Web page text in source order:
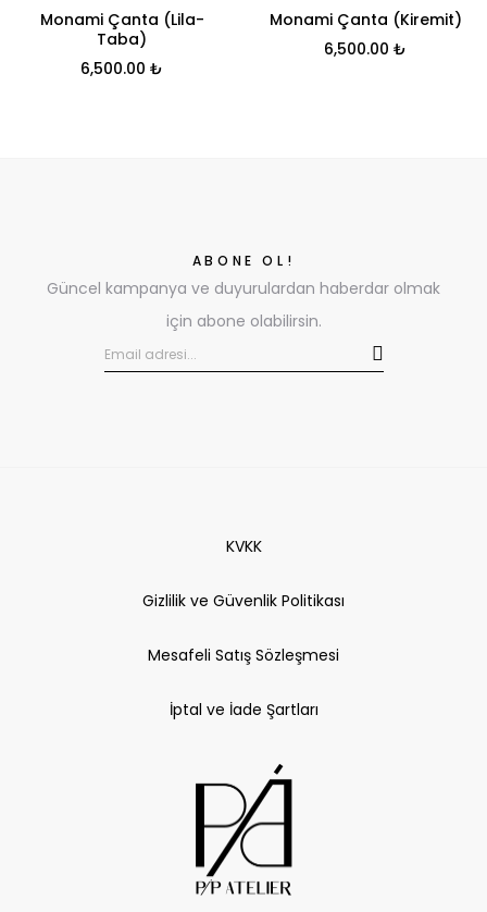
Monami Çanta (Lila-
Taba)
6,500.00 ₺
Monami Çanta (Kiremit)
6,500.00 ₺
ABONE OL!
Güncel kampanya ve duyurulardan haberdar olmak
için abone olabilirsin.
KVKK
Gizlilik ve Güvenlik Politikası
Mesafeli Satış Sözleşmesi
İptal ve İade Şartları